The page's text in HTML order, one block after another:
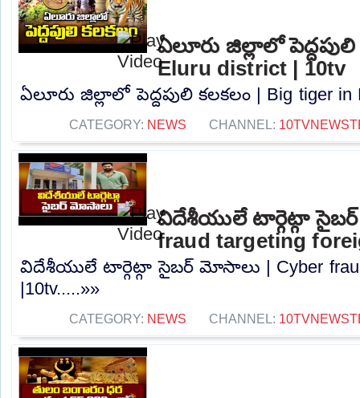
ఏలూరు జిల్లాలో
Eluru district | 10tv
ఏలూరు జిల్లాలో పెద్దపులి కలకలం | Big tiger in
CATEGORY: NEWS CHANNEL:
విదేశీయులే టార్గెట్గా
fraud targeting
విదేశీయులే టార్గెట్గా సైబర్ మోసాలు | Cyber ​​fraud
|10tv.....»»
CATEGORY: NEWS CHANNEL: